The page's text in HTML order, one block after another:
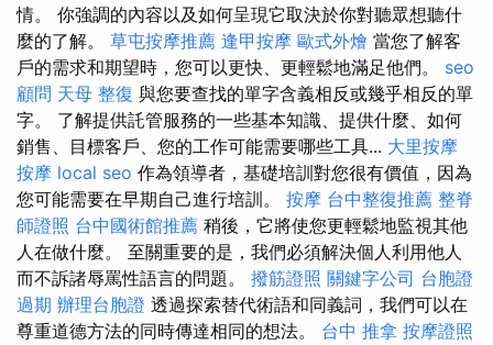
情。 你強調的內容以及如何呈現它取決於你對聽眾想聽什
麼的了解。 草屯按摩推薦 逢甲按摩 歐式外燴 當您了解客
戶的需求和期望時，您可以更快、更輕鬆地滿足他們。 seo
顧問 天母 整復 與您要查找的單字含義相反或幾乎相反的單
字。 了解提供託管服務的一些基本知識、提供什麼、如何
銷售、目標客戶、您的工作可能需要哪些工具... 大里按摩
按摩 local seo 作為領導者，基礎培訓對您很有價值，因為
您可能需要在早期自己進行培訓。 按摩 台中整復推薦 整脊
師證照 台中國術館推薦 稍後，它將使您更輕鬆地監視其他
人在做什麼。 至關重要的是，我們必須解決個人利用他人
而不訴諸辱罵性語言的問題。 撥筋證照 關鍵字公司 台胞證
過期 辦理台胞證 透過探索替代術語和同義詞，我們可以在
尊重道德方法的同時傳達相同的想法。 台中 推拿 按摩證照